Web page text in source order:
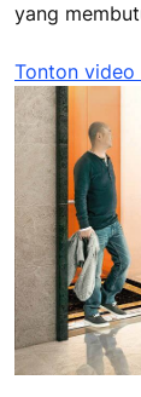
yang
Tonton video